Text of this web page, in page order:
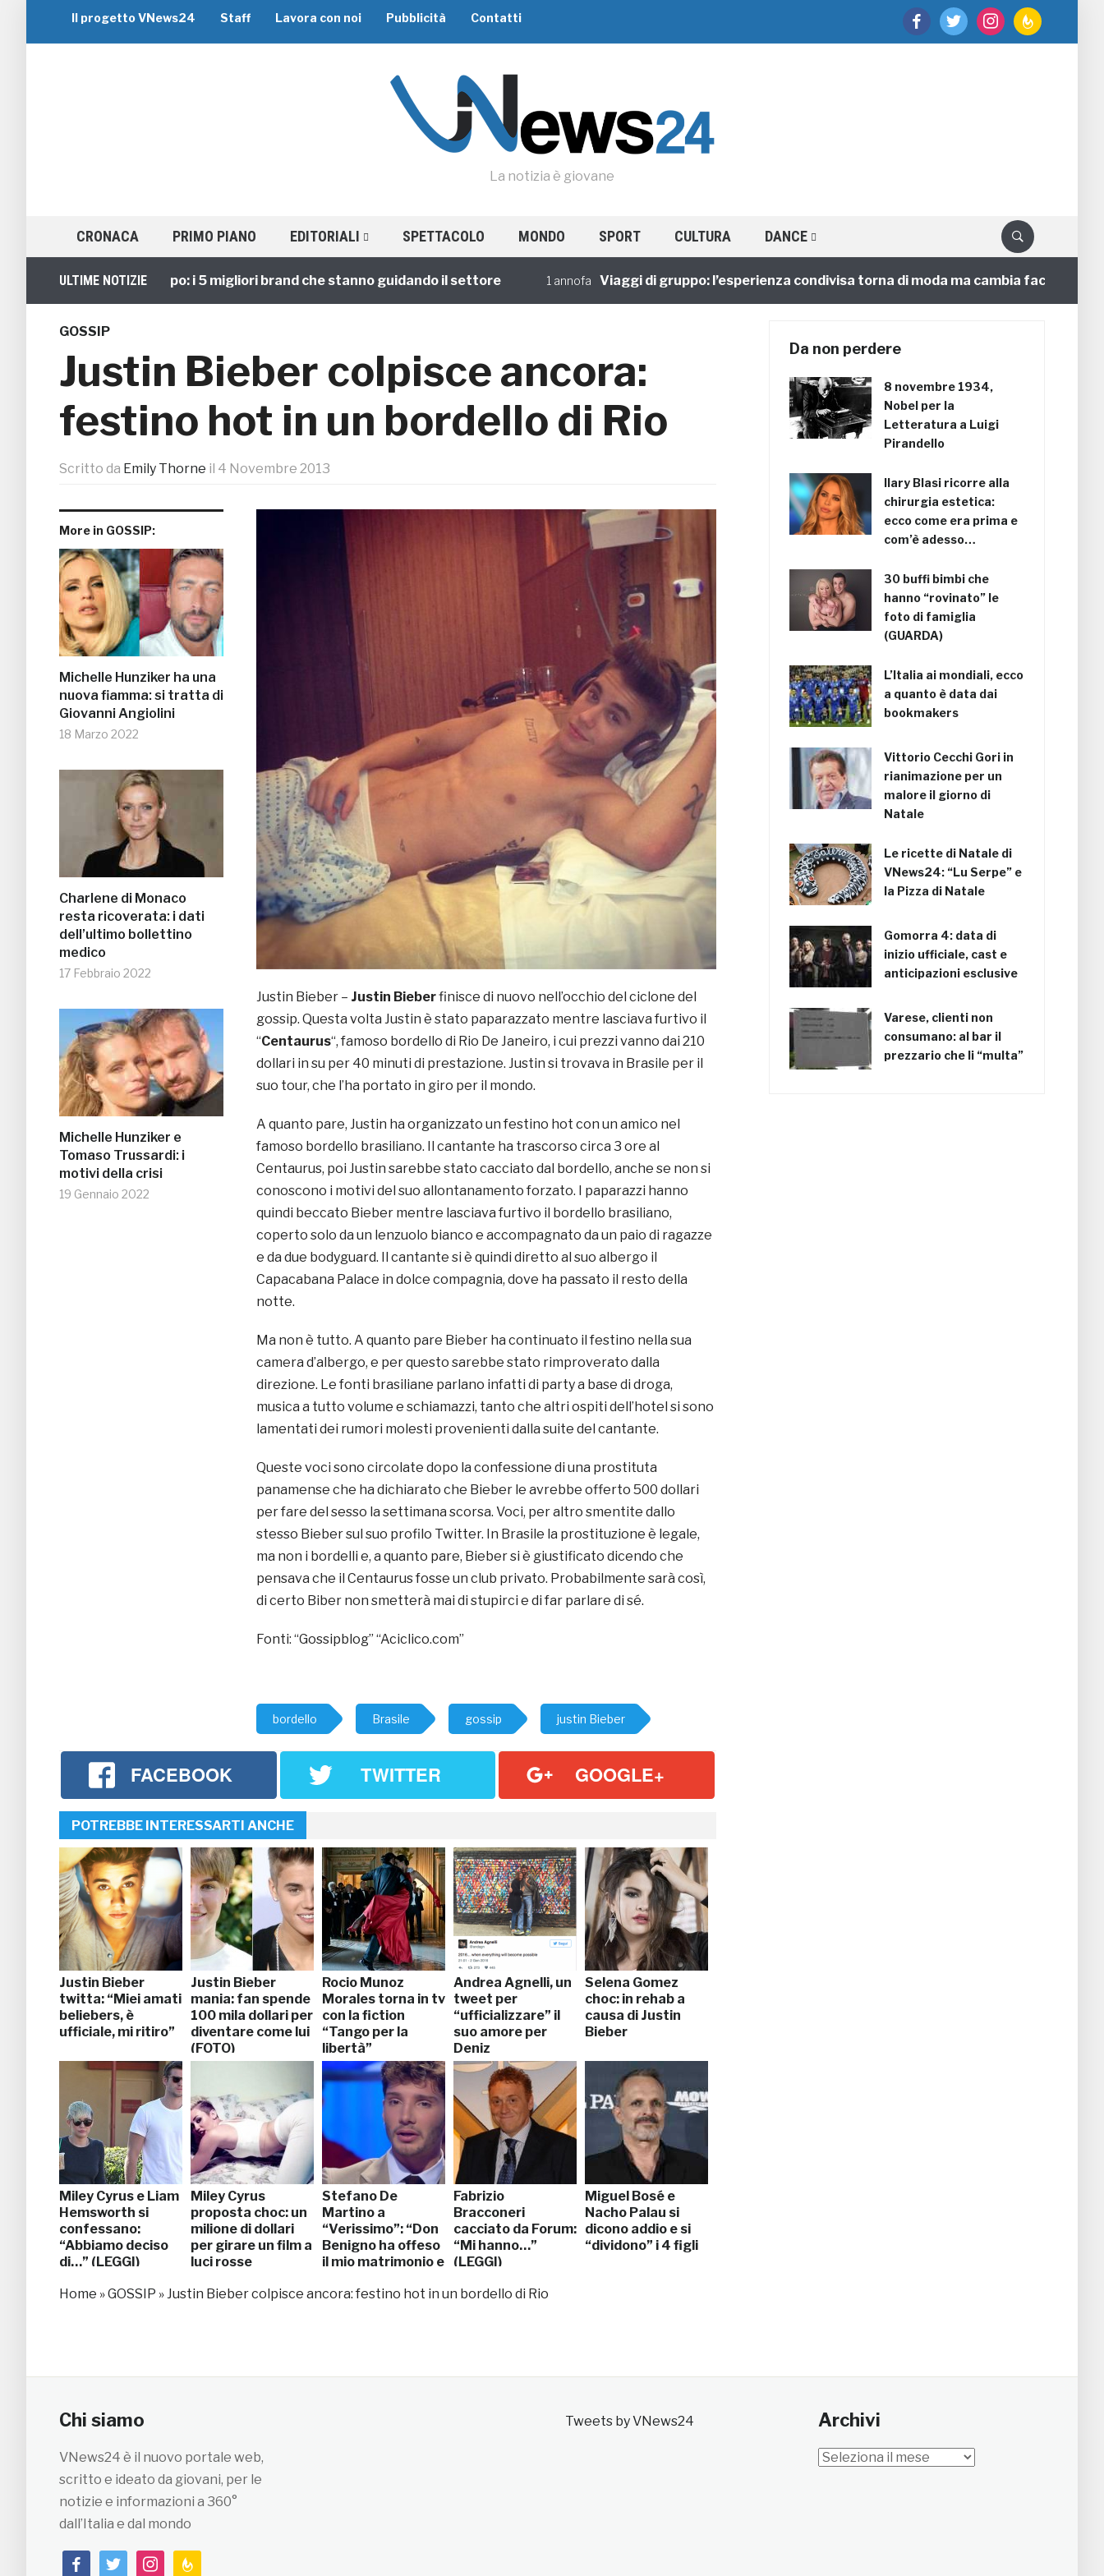
facebooktwitter instagramfeedburner
Il progetto VNews24 Staff Lavora con noi Pubblicità Contatti
La notizia è giovane
CRONACA PRIMO PIANO EDITORIALI SPETTACOLO MONDO SPORT CULTURA DANCE
ULTIME NOTIZIE
Viaggi di Gruppo: i 5 migliori brand che stanno guidando il settore 1 annofa Viaggi di gruppo: l’esperienza condivisa torna di moda ma cambia faccia
GOSSIP
Justin Bieber colpisce ancora:
festino hot in un bordello di Rio
Scritto da Emily Thorne il 4 Novembre 2013
More in GOSSIP:
Michelle Hunziker ha una
nuova fiamma: si tratta di
Giovanni Angiolini
18 Marzo 2022
Charlene di Monaco
resta ricoverata: i dati
dell’ultimo bollettino
medico
17 Febbraio 2022
Michelle Hunziker e
Tomaso Trussardi: i
motivi della crisi
19 Gennaio 2022
Justin Bieber – Justin Bieberfinisce di nuovo nell’occhio del ciclone del
gossip. Questa volta Justin è stato paparazzato mentre lasciava furtivo il
“Centaurus“, famoso bordello di Rio De Janeiro, i cui prezzi vanno dai 210
dollari in su per 40 minuti di prestazione. Justin si trovava in Brasile per il
suo tour, che l’ha portato in giro per il mondo.
A quanto pare, Justin ha organizzato un festino hot con un amico nel
famoso bordello brasiliano. Il cantante ha trascorso circa 3 ore al
Centaurus, poi Justin sarebbe stato cacciato dal bordello, anche se non si
conoscono i motivi del suo allontanamento forzato. I paparazzi hanno
quindi beccato Bieber mentre lasciava furtivo il bordello brasiliano,
coperto solo da un lenzuolo bianco e accompagnato da un paio di ragazze
e da due bodyguard. Il cantante si è quindi diretto al suo albergo il
Capacabana Palace in dolce compagnia, dove ha passato il resto della
notte.
Ma non è tutto. A quanto pare Bieber ha continuato il festino nella sua
camera d’albergo, e per questo sarebbe stato rimproverato dalla
direzione. Le fonti brasiliane parlano infatti di party a base di droga,
musica a tutto volume e schiamazzi, tanto che altri ospiti dell’hotel si sono
lamentati dei rumori molesti provenienti dalla suite del cantante.
Queste voci sono circolate dopo la confessione di una prostituta
panamense che ha dichiarato che Bieber le avrebbe offerto 500 dollari
per fare del sesso la settimana scorsa. Voci, per altro smentite dallo
stesso Bieber sul suo profilo Twitter. In Brasile la prostituzione è legale,
ma non i bordelli e, a quanto pare, Bieber si è giustificato dicendo che
pensava che il Centaurus fosse un club privato. Probabilmente sarà così,
di certo Biber non smetterà mai di stupirci e di far parlare di sé.
Fonti: “Gossipblog” “Aciclico.com”
bordello Brasile gossip justin Bieber
FACEBOOK TWITTER GOOGLE+
POTREBBE INTERESSARTI ANCHE
Justin Bieber
twitta: “Miei amati
beliebers, è
ufficiale, mi ritiro”
Justin Bieber
mania: fan spende
100 mila dollari per
diventare come lui
(FOTO)
Rocio Munoz
Morales torna in tv
con la fiction
“Tango per la
libertà”
Andrea Agnelli, un
tweet per
“ufficializzare” il
suo amore per
Deniz
Selena Gomez
choc: in rehab a
causa di Justin
Bieber
Miley Cyrus e Liam
Hemsworth si
confessano:
“Abbiamo deciso
di…” (LEGGI)
Miley Cyrus
proposta choc: un
milione di dollari
per girare un film a
luci rosse
Stefano De
Martino a
“Verissimo”: “Don
Benigno ha offeso
il mio matrimonio e
Fabrizio
Bracconeri
cacciato da Forum:
“Mi hanno…”
(LEGGI)
Miguel Bosé e
Nacho Palau si
dicono addio e si
“dividono” i 4 figli
Home »GOSSIP » Justin Bieber colpisce ancora: festino hot in un bordello di Rio
Da non perdere
8 novembre 1934,
Nobel per la
Letteratura a Luigi
Pirandello
Ilary Blasi ricorre alla
chirurgia estetica:
ecco come era prima e
com’è adesso…
30 buffi bimbi che
hanno “rovinato” le
foto di famiglia
(GUARDA)
L’Italia ai mondiali, ecco
a quanto è data dai
bookmakers
Vittorio Cecchi Gori in
rianimazione per un
malore il giorno di
Natale
Le ricette di Natale di
VNews24: “Lu Serpe” e
la Pizza di Natale
Gomorra 4: data di
inizio ufficiale, cast e
anticipazioni esclusive
Varese, clienti non
consumano: al bar il
prezzario che li “multa”
Chi siamo
VNews24 è il nuovo portale web,
scritto e ideato da giovani, per le
notizie e informazioni a 360°
dall’Italia e dal mondo
facebooktwitterinstagramfeedburner
Tweets by VNews24 Archivi
Archivi